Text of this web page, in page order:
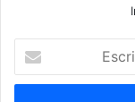
correo